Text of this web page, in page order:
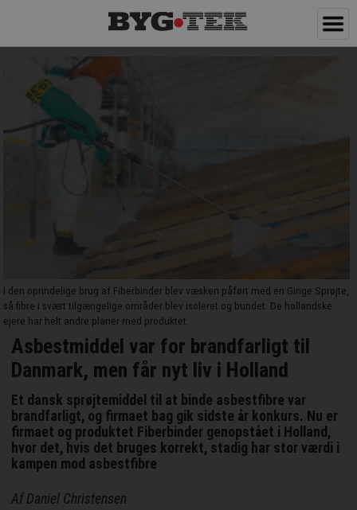
I den oprindelige brug af Fiberbinder blev væsken påført med en Ginge Sprøjte,
så fibre i svært tilgængelige områder blev isoleret og bundet. De hollandske
ejere har helt andre planer med produktet.
Asbestmiddel var for brandfarligt til
Danmark, men får nyt liv i Holland
Et dansk sprøjtemiddel til at binde asbestfibre var
brandfarligt, og firmaet bag gik sidste år konkurs. Nu er
firmaet og produktet Fiberbinder genopstået i Holland,
hvor det, hvis det bruges korrekt, stadig har stor værdi i
kampen mod asbestfibre
Af Daniel Christensen